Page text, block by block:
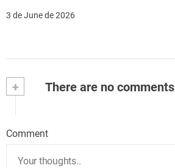
3 de June de 2026
+ There are no comments
Comment